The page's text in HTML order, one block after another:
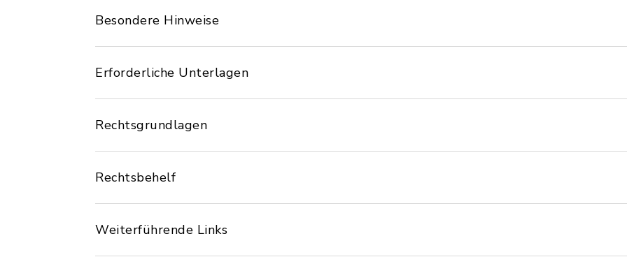
Besondere Hinweise
Erforderliche Unterlagen
Rechtsgrundlagen
Rechtsbehelf
Weiterführende Links